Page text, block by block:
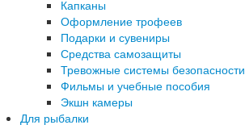
Капканы
Оформление трофеев
Подарки и сувениры
Средства самозащиты
Тревожные системы безопасности
Фильмы и учебные пособия
Экшн камеры
Для рыбалки